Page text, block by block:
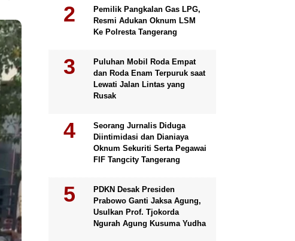
Pemilik Pangkalan Gas LPG,
Resmi Adukan Oknum LSM
Ke Polresta Tangerang
Puluhan Mobil Roda Empat
dan Roda Enam Terpuruk saat
Lewati Jalan Lintas yang
Rusak
Seorang Jurnalis Diduga
Diintimidasi dan Dianiaya
Oknum Sekuriti Serta Pegawai
FIF Tangcity Tangerang
PDKN Desak Presiden
Prabowo Ganti Jaksa Agung,
Usulkan Prof. Tjokorda
Ngurah Agung Kusuma Yudha